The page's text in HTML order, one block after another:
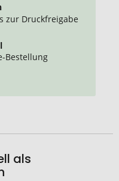
zur Druckfreigabe
Bestellung
als